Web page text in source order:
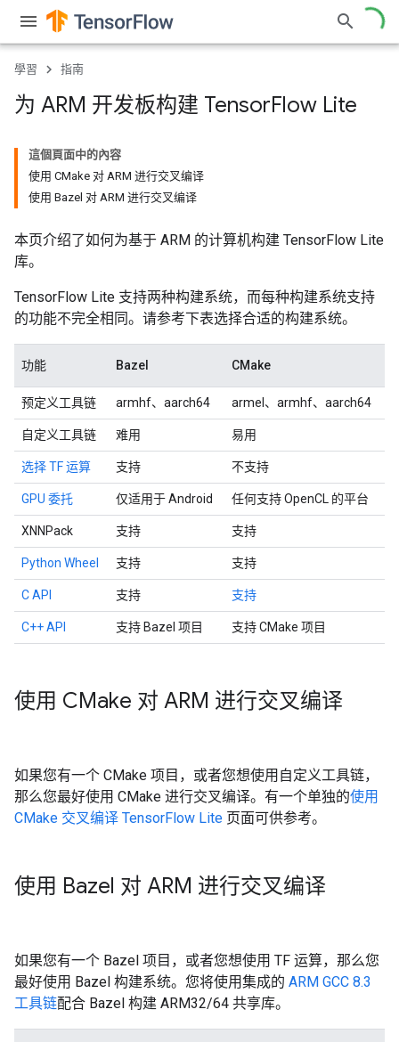
學習 指南
为 ARM 开发板构建 TensorFlow Lite
這個頁面中的內容
使用 CMake 对 ARM 进行交叉编译
使用 Bazel 对 ARM 进行交叉编译
本页介绍了如何为基于 ARM 的计算机构建 TensorFlow Lite
库。
TensorFlow Lite 支持两种构建系统，而每种构建系统支持
的功能不完全相同。请参考下表选择合适的构建系统。
功能 Bazel CMake
预定义工具链 armhf、aarch64 armel、armhf、aarch64
自定义工具链 难用 易用
选择 TF 运算 支持 不支持
GPU 委托 仅适用于 Android 任何支持 OpenCL 的平台
XNNPack 支持 支持
Python Wheel 支持 支持
C API 支持 支持
C++ API 支持 Bazel 项目 支持 CMake 项目
使用 CMake 对 ARM 进行交叉编译
如果您有一个 CMake 项目，或者您想使用自定义工具链，
那么您最好使用 CMake 进行交叉编译。有一个单独的使用
CMake 交叉编译 TensorFlow Lite 页面可供参考。
使用 Bazel 对 ARM 进行交叉编译
如果您有一个 Bazel 项目，或者您想使用 TF 运算，那么您
最好使用 Bazel 构建系统。您将使用集成的 ARM GCC 8.3
工具链配合 Bazel 构建 ARM32/64 共享库。